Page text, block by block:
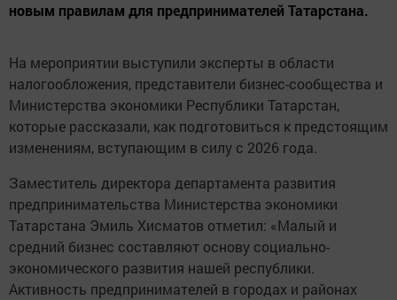
новым правилам для предпринимателей Татарстана.
На мероприятии выступили эксперты в области
налогообложения, представители бизнес-сообщества и
Министерства экономики Республики Татарстан,
которые рассказали, как подготовиться к предстоящим
изменениям, вступающим в силу с 2026 года.
Заместитель директора департамента развития
предпринимательства Министерства экономики
Татарстана Эмиль Хисматов отметил: «Малый и
средний бизнес составляют основу социально-
экономического развития нашей республики.
Активность предпринимателей в городах и районах